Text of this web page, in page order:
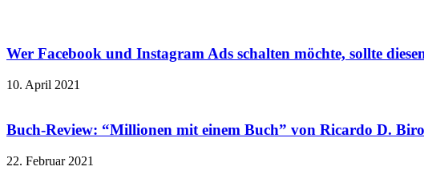
Wer Facebook und Instagram Ads schalten möchte, sollte
10. April 2021
Buch-Review: “Millionen mit einem Buch” von Ricardo D.
22. Februar 2021